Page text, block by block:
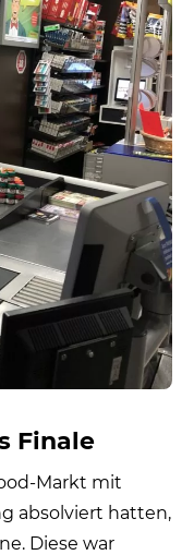
Finale
Markt mit
absolviert hatten,
Diese war